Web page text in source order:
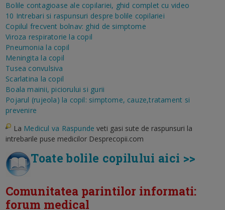
Bolile contagioase ale copilariei, ghid complet cu video
10 Intrebari si raspunsuri despre bolile copilariei
Copilul frecvent bolnav: ghid de simptome
Viroza respiratorie la copil
Pneumonia la copil
Meningita la copil
Tusea convulsiva
Scarlatina la copil
Boala mainii, piciorului si gurii
Pojarul (rujeola) la copil: simptome, cauze,tratament si
prevenire
La Medicul va Raspundeveti gasi sute de raspunsuri la
intrebarile puse medicilor Desprecopii.com
Toate bolile copilului aici >>
Comunitatea parintilor informati:
forum medical